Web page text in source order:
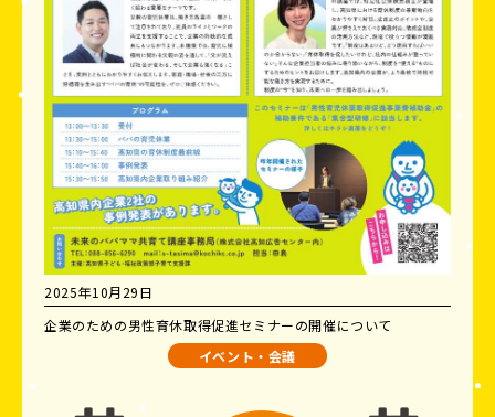
2025年10月29日
企業のための男性育休取得促進セミナーの開催について
イベント・会議